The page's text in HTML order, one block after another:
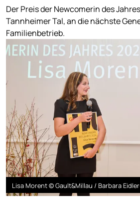
Der Preis der Newcomerin des
Tannheimer Tal, an die nächste
Familienbetrieb.
Lisa Morent © Gault&Millau / Barbara